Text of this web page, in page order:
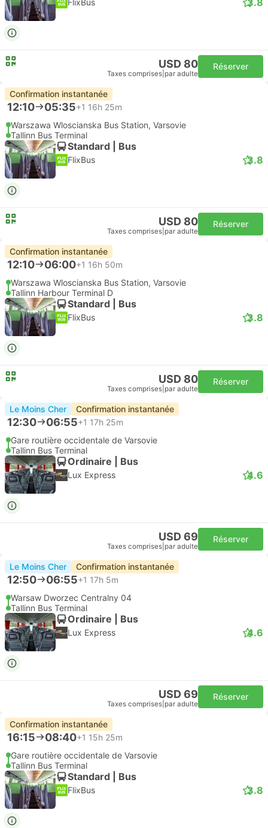
FlixBus
USD 80
Taxes comprises par adulte
Réserver
Confirmation instantanée
12:10 05:35+1 16h 25m
Warszawa Wloscianska Bus Station, Varsovie
Tallinn Bus Terminal
Standard | Bus
FlixBus 3.8
USD 80
Taxes comprises par adulte
Réserver
Confirmation instantanée
12:10 06:00+1 16h 50m
Warszawa Wloscianska Bus Station, Varsovie
Tallinn Harbour Terminal D
Standard | Bus
FlixBus 3.8
USD 80
Taxes comprises par adulte
Réserver
Le Moins Cher Confirmation instantanée
12:30 06:55+1 17h 25m
Gare routière occidentale de Varsovie
Tallinn Bus Terminal
Ordinaire | Bus
Lux Express 4.6
USD 69
Taxes comprises par adulte
Réserver
Le Moins Cher Confirmation instantanée
12:50 06:55+1 17h 5m
Warsaw Dworzec Centralny 04
Tallinn Bus Terminal
Ordinaire | Bus
Lux Express 4.6
USD 69
Taxes comprises par adulte
Réserver
Confirmation instantanée
16:15 08:40+1 15h 25m
Gare routière occidentale de Varsovie
Tallinn Bus Terminal
Standard | Bus
FlixBus 3.8